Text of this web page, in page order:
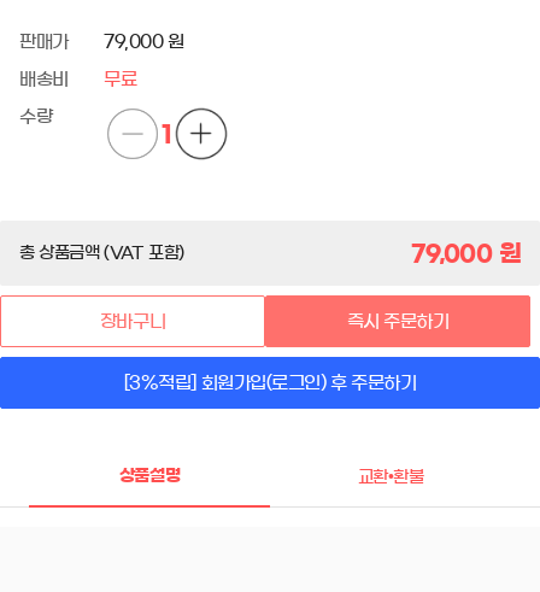
판매가 79,000 원
배송비 무료
수량
1
총 상품금액 (VAT 포함) 79,000원
장바구니 즉시 주문하기
[3%적립] 회원가입(로그인) 후 주문하기
상품설명 교환•환불